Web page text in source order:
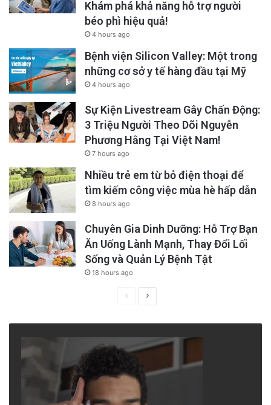
Khám phá khả năng hỗ trợ người
béo phì hiệu quả!
4 hours ago
Bệnh viện Silicon Valley: Một trong
những cơ sở y tế hàng đầu tại Mỹ
4 hours ago
Sự Kiện Livestream Gây Chấn Động:
3 Triệu Người Theo Dõi Nguyễn
Phương Hằng Tại Việt Nam!
7 hours ago
Nhiều trẻ em từ bỏ điện thoại để
tìm kiếm công việc mùa hè hấp dẫn
8 hours ago
Chuyên Gia Dinh Dưỡng: Hỗ Trợ Bạn
Ăn Uống Lành Mạnh, Thay Đổi Lối
Sống và Quản Lý Bệnh Tật
18 hours ago
PreviousNext